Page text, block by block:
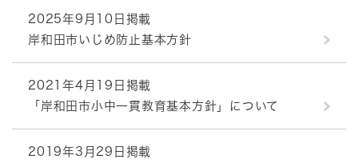
2025年9月10日掲載
岸和田市いじめ防止基本方針
2021年4月19日掲載
「岸和田市小中一貫教育基本方針」について
2019年3月29日掲載